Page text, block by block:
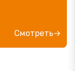
Смотреть→